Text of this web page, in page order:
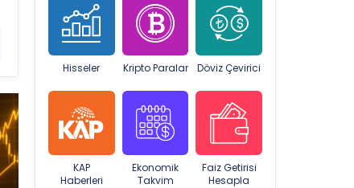
Hisseler Kripto Paralar Döviz Çevirici
KAP
Haberleri
Ekonomik
Takvim
Faiz Getirisi
Hesapla